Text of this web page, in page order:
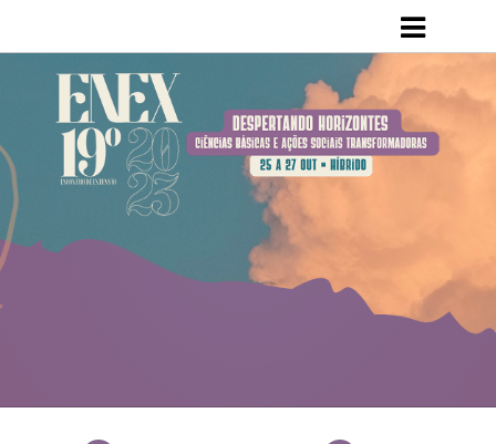
e-Books do ENEX
Relatórios do evento
Expo #Saberes&Sabores UFCA e #ExpoCursosUFCA